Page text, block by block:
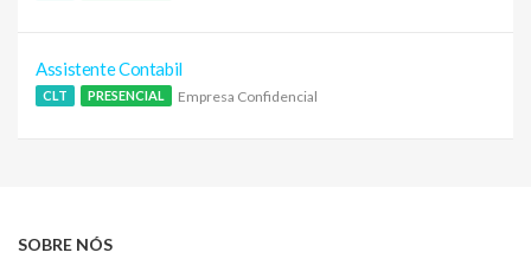
Assistente Contabil
CLT PRESENCIAL Empresa Confidencial
SOBRE NÓS